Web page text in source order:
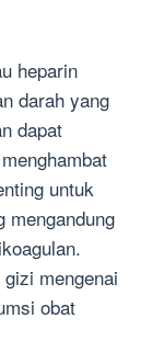
heparin
darah yang
dapat
untuk
mengandung
mengenai
obat